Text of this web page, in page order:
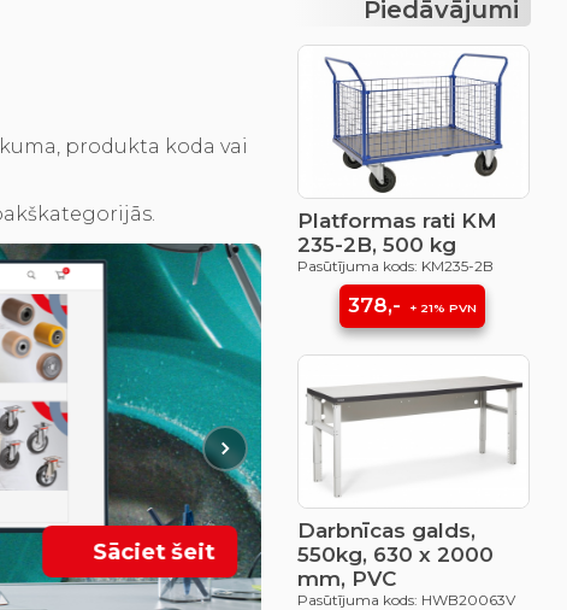
produkta koda vai
Sāciet šeit
Piedāvājumi
Platformas rati KM
235-2B, 500 kg
Pasūtījuma kods: KM235-2B
378,- + 21% PVN
Darbnīcas galds,
550kg, 630 x 2000
mm, PVC
Pasūtījuma kods: HWB20063V